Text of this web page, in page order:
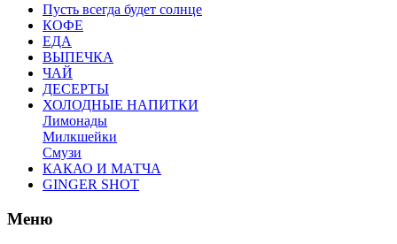
Пусть всегда будет солнце
КОФЕ
ЕДА
ВЫПЕЧКА
ЧАЙ
ДЕСЕРТЫ
ХОЛОДНЫЕ НАПИТКИ
Лимонады
Милкшейки
Смузи
КАКАО И МАТЧА
GINGER SHOT
Меню